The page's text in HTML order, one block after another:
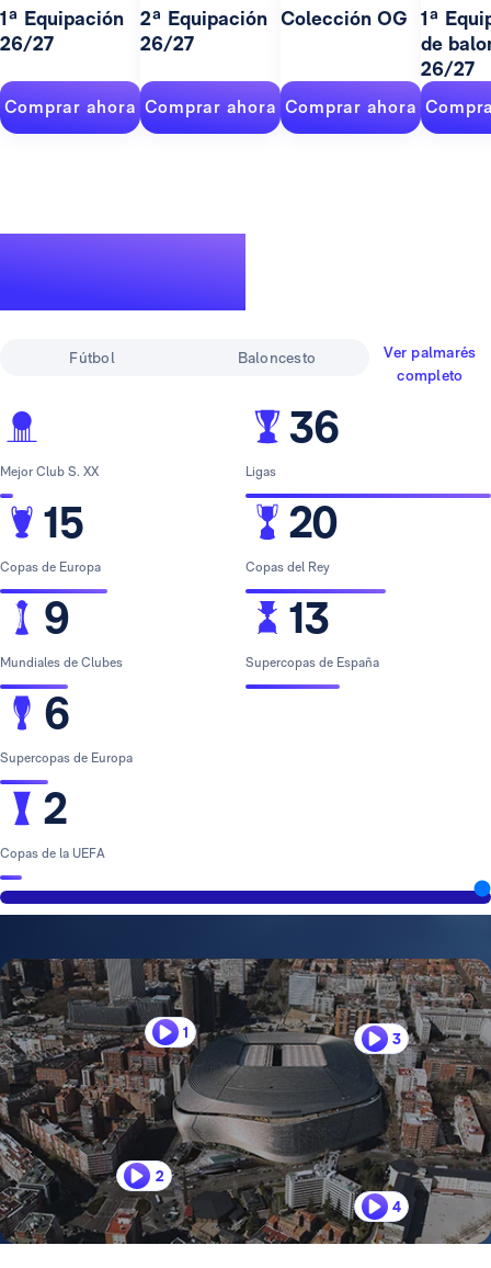
1ª Equipación
26/27
Comprar ahora
2ª Equipación
26/27
Comprar ahora
Colección OG
Comprar ahora
1ª
de
26/27
Fútbol Baloncesto
Ver palmarés
completo
Mejor Club S. XX
15
Copas de Europa
9
Mundiales de Clubes
6
Supercopas de Europa
2
Copas de la UEFA
36
Ligas
20
Copas del Rey
13
Supercopas de España
1
2
3
4